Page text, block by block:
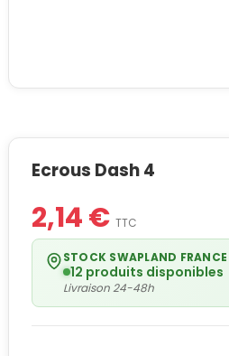
Ecrous Dash 4
2,14 € TTC
STOCK SWAPLAND FRANCE
12 produits disponibles
Livraison 24-48h